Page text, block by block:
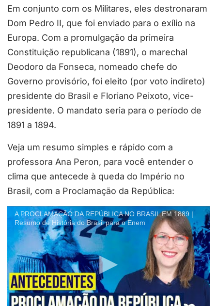
Em conjunto com os Militares, eles destronaram
Dom Pedro II, que foi enviado para o exílio na
Europa. Com a promulgação da primeira
Constituição republicana (1891), o marechal
Deodoro da Fonseca, nomeado chefe do
Governo provisório, foi eleito (por voto indireto)
presidente do Brasil e Floriano Peixoto, vice-
presidente. O mandato seria para o período de
1891 a 1894.
Veja um resumo simples e rápido com a
professora Ana Peron, para você entender o
clima que antecede à queda do Império no
Brasil, com a Proclamação da República:
A PROCLAMAÇÃO DA REPÚBLICA NO BRASIL EM 1889 |
Resumo de História do Brasil para o Enem